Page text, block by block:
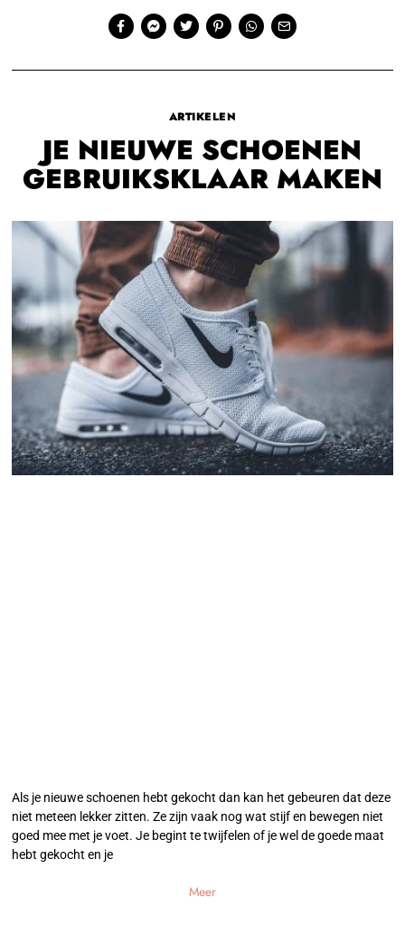
ARTIKELEN
JE NIEUWE SCHOENEN
GEBRUIKSKLAAR MAKEN
Als je nieuwe schoenen hebt gekocht dan kan het gebeuren dat deze
niet meteen lekker zitten. Ze zijn vaak nog wat stijf en bewegen niet
goed mee met je voet. Je begint te twijfelen of je wel de goede maat
hebt gekocht en je
Meer